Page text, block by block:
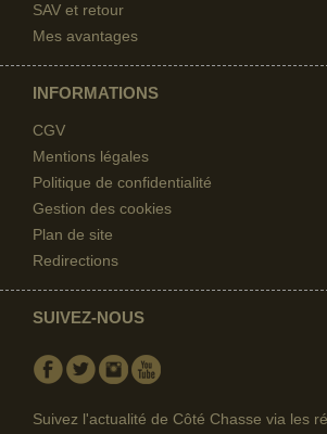
SAV et retour
Mes avantages
INFORMATIONS
CGV
Mentions légales
Politique de confidentialité
Gestion des cookies
Plan de site
Redirections
SUIVEZ-NOUS
Facebook
TwitterInstagram
Suivez l'actualité de Côté Chasse via les